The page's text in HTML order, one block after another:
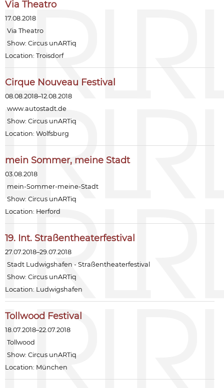
Via Theatro
17.08.2018
Via Theatro
Show:Circus unARTiq
Location: Troisdorf
Cirque Nouveau Festival
08.08.2018–12.08.2018
www.autostadt.de
Show:Circus unARTiq
Location: Wolfsburg
mein Sommer, meine Stadt
03.08.2018
mein-Sommer-meine-Stadt
Show:Circus unARTiq
Location: Herford
19. Int. Straßentheaterfestival
27.07.2018–29.07.2018
Stadt Ludwigshafen - Straßentheaterfestival
Show:Circus unARTiq
Location: Ludwigshafen
Tollwood Festival
18.07.2018–22.07.2018
Tollwood
Show:Circus unARTiq
Location: München